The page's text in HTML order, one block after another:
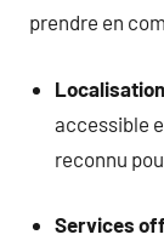
prendre en
Localisation
accessible
reconnu
Services